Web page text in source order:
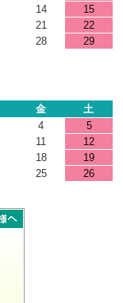
14
15
21
22
28
29
金
土
4
5
11
12
18
19
25
26